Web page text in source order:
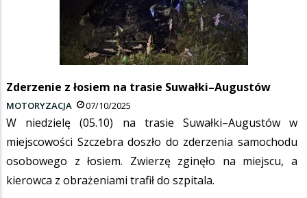
Zderzenie z łosiem na trasie Suwałki–Augustów
MOTORYZACJA 07/10/2025
W niedzielę (05.10) na trasie Suwałki–Augustów w
miejscowości Szczebra doszło do zderzenia samochodu
osobowego z łosiem. Zwierzę zginęło na miejscu, a
kierowca z obrażeniami trafił do szpitala.